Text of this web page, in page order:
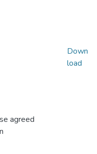
agreed
Down
load